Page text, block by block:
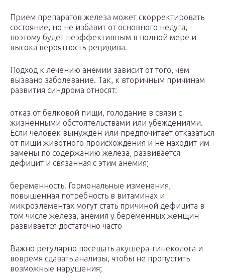
Прием препаратов железа может скорректировать
состояние, но не избавит от основного недуга,
поэтому будет неэффективным в полной мере и
высока вероятность рецидива.
Подход к лечению анемии зависит от того, чем
вызвано заболевание. Так, к вторичным причинам
развития синдрома относят:
отказ от белковой пищи, голодание в связи с
жизненными обстоятельствами или убеждениями.
Если человек вынужден или предпочитает отказаться
от пищи животного происхождения и не находит им
замены по содержанию железа, развивается
дефицит и связанная с этим анемия;
беременность. Гормональные изменения,
повышенная потребность в витаминах и
микроэлементах могут стать причиной дефицита в
том числе железа, анемия у беременных женщин
развивается достаточно часто
Важно регулярно посещать акушера-гинеколога и
вовремя сдавать анализы, чтобы не пропустить
возможные нарушения;